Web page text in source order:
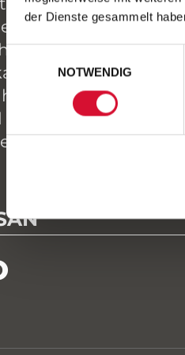
der Dienste gesammelt
Einwilligungsauswahl
NOTWENDIG
Million
Debüt „Bohème“
die bis
anhaltenden
ein, mit ihr auf
zum